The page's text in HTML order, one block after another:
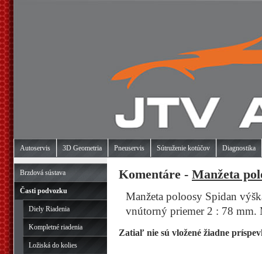
Autoservis 3D Geometria Pneuservis Sútruženie kotúčov Diagnostika
Brzdová sústava
Časti podvozku
Diely Riadenia
Kompletné riadenia
Ložiská do kolies
Komentáre - Manžeta
Manžeta poloosy Spidan
vnútorný priemer 2 : 78 mm.
Zatiaľ nie sú vložené žiadne